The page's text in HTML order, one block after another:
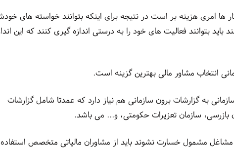
هزینه بر است در نتیجه برای اینکه بتوانند خواسته های
باید بتوانند فعالیت های خود را به درستی اندازه گیری کنند که این
انتخاب مشاور مالی بهترین گزینه است.
به گزارشات برون سازمانی هم نیاز دارد که عمدتا شامل گزارشات
بازرسی، سازمان تعزیرات حکومتی، و... می باشد.
مشاغل مشمول خسارت نشوند باید از مشاوران مالیاتی متخصص استفاده